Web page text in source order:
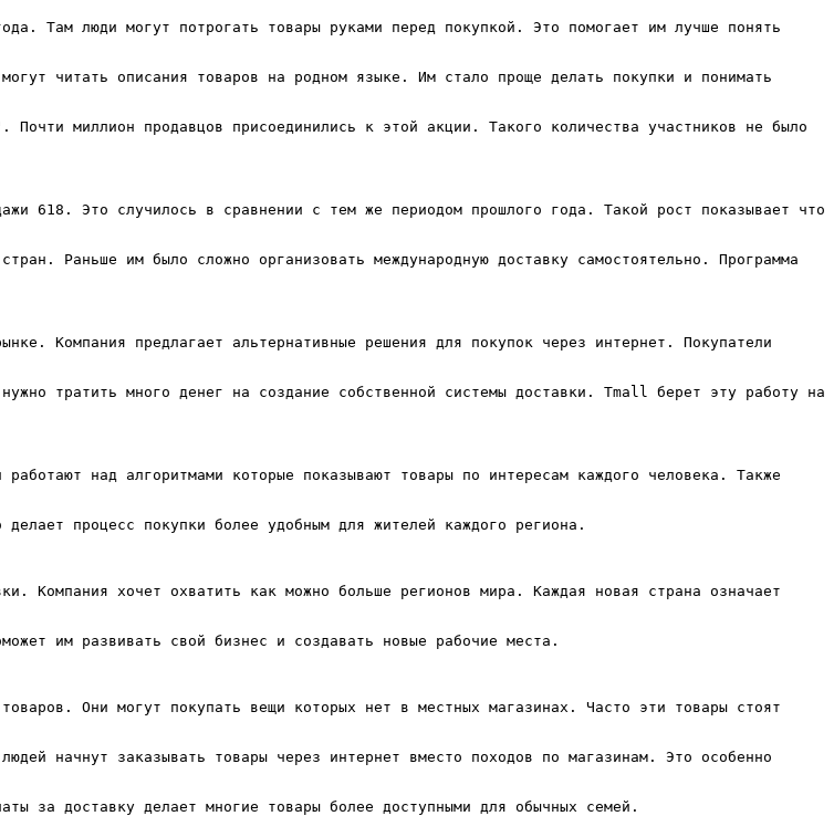
Там люди могут потрогать товары руками перед покупкой. Это помогает им лучше понять
читать описания товаров на родном языке. Им стало проще делать покупки и понимать
миллион продавцов присоединились к этой акции. Такого количества участников не было
618. Это случилось в сравнении с тем же периодом прошлого года. Такой рост показывает что
Раньше им было сложно организовать международную доставку самостоятельно. Программа
Компания предлагает альтернативные решения для покупок через интернет. Покупатели
тратить много денег на создание собственной системы доставки. Tmall берет эту работу на
над алгоритмами которые показывают товары по интересам каждого человека. Также
процесс покупки более удобным для жителей каждого региона.
Компания хочет охватить как можно больше регионов мира. Каждая новая страна означает
им развивать свой бизнес и создавать новые рабочие места.
Они могут покупать вещи которых нет в местных магазинах. Часто эти товары стоят
начнут заказывать товары через интернет вместо походов по магазинам. Это особенно
за доставку делает многие товары более доступными для обычных семей.